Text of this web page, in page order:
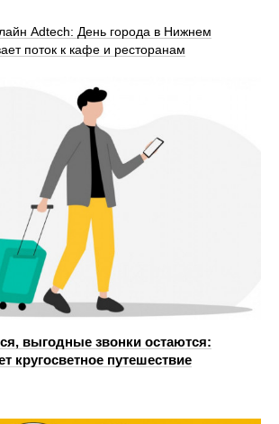
Adtech: День города в Нижнем
поток к кафе и ресторанам
выгодные звонки остаются:
кругосветное путешествие